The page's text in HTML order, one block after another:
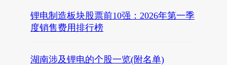
锂电制造板块股票前10强：2026年第一季
度销售费用排行榜
湖南涉及锂电的个股一览(附名单)